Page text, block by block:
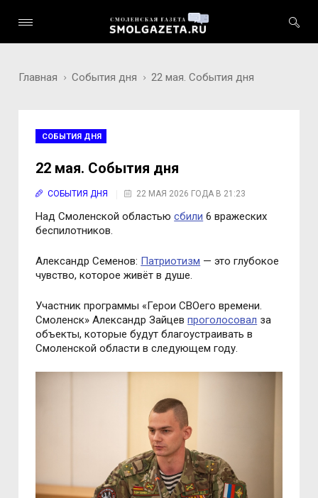
Главная События дня 22 мая. События дня
СОБЫТИЯ ДНЯ
22 мая. События дня
СОБЫТИЯ ДНЯ 22 МАЯ 2026 ГОДА В 21:23
Над Смоленской областьюсбили 6 вражеских
беспилотников.
Александр Семенов: Патриотизм — это глубокое
чувство, которое живёт в душе.
Участник программы «Герои СВОего времени.
Смоленск» Александр Зайцевпроголосовал за
объекты, которые будут благоустраивать в
Смоленской области в следующем году.